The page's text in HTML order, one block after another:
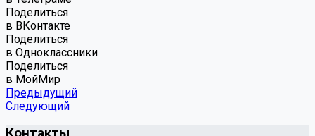
Поделиться
в ВКонтакте
Поделиться
в Одноклассники
Поделиться
в МойМир
Предыдущий
Следующий